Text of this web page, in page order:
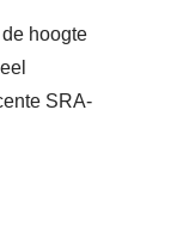
hoogte
SRA-